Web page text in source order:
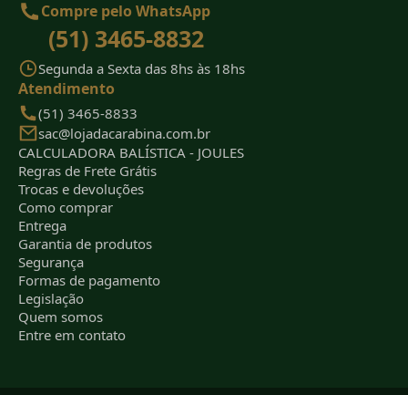
Compre pelo WhatsApp
(51) 3465-8832
Segunda a Sexta das 8hs às 18hs
Atendimento
(51) 3465-8833
sac@lojadacarabina.com.br
CALCULADORA BALÍSTICA - JOULES
Regras de Frete Grátis
Trocas e devoluções
Como comprar
Entrega
Garantia de produtos
Segurança
Formas de pagamento
Legislação
Quem somos
Entre em contato